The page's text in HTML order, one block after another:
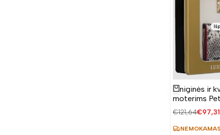
Žiūrėti produktą
Piniginės ir
moterims
Įprasta
€121,64€97,31